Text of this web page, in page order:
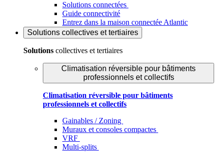
Solutions connectées
Guide connectivité
Entrez dans la maison connectée Atlantic
Solutions collectives et tertiaires
Solutions collectives et tertiaires
Climatisation réversible pour bâtiments
professionnels et collectifs
Climatisation réversible pour bâtiments
professionnels et collectifs
Gainables / Zoning
Muraux et consoles compactes
VRF
Multi-splits